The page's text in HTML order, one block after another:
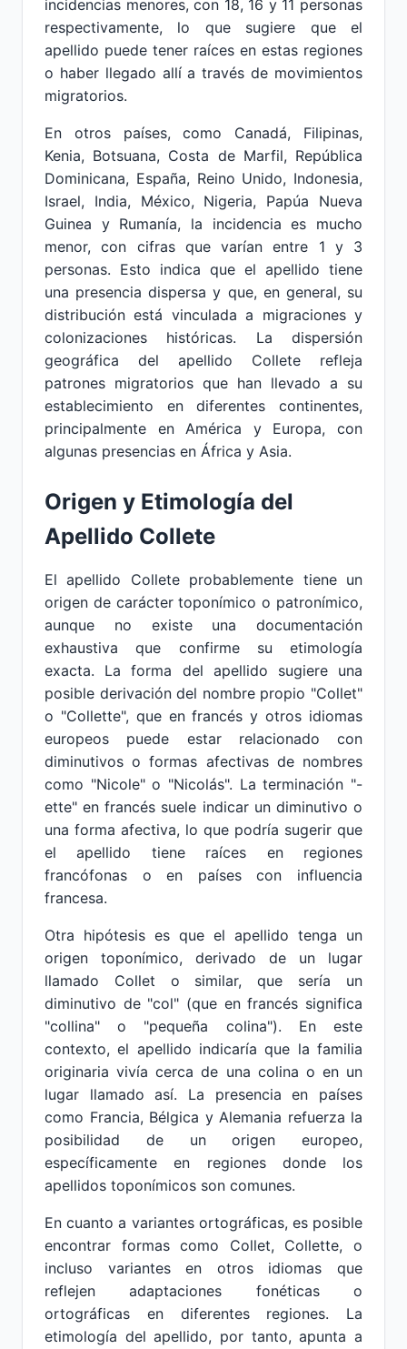
incidencias menores, con 18, 16 y 11 personas
respectivamente, lo que sugiere que el
apellido puede tener raíces en estas regiones
o haber llegado allí a través de movimientos
migratorios.
En otros países, como Canadá, Filipinas,
Kenia, Botsuana, Costa de Marfil, República
Dominicana, España, Reino Unido, Indonesia,
Israel, India, México, Nigeria, Papúa Nueva
Guinea y Rumanía, la incidencia es mucho
menor, con cifras que varían entre 1 y 3
personas. Esto indica que el apellido tiene
una presencia dispersa y que, en general, su
distribución está vinculada a migraciones y
colonizaciones históricas. La dispersión
geográfica del apellido Collete refleja
patrones migratorios que han llevado a su
establecimiento en diferentes continentes,
principalmente en América y Europa, con
algunas presencias en África y Asia.
Origen y Etimología del
Apellido Collete
El apellido Collete probablemente tiene un
origen de carácter toponímico o patronímico,
aunque no existe una documentación
exhaustiva que confirme su etimología
exacta. La forma del apellido sugiere una
posible derivación del nombre propio "Collet"
o "Collette", que en francés y otros idiomas
europeos puede estar relacionado con
diminutivos o formas afectivas de nombres
como "Nicole" o "Nicolás". La terminación "-
ette" en francés suele indicar un diminutivo o
una forma afectiva, lo que podría sugerir que
el apellido tiene raíces en regiones
francófonas o en países con influencia
francesa.
Otra hipótesis es que el apellido tenga un
origen toponímico, derivado de un lugar
llamado Collet o similar, que sería un
diminutivo de "col" (que en francés significa
"collina" o "pequeña colina"). En este
contexto, el apellido indicaría que la familia
originaria vivía cerca de una colina o en un
lugar llamado así. La presencia en países
como Francia, Bélgica y Alemania refuerza la
posibilidad de un origen europeo,
específicamente en regiones donde los
apellidos toponímicos son comunes.
En cuanto a variantes ortográficas, es posible
encontrar formas como Collet, Collette, o
incluso variantes en otros idiomas que
reflejen adaptaciones fonéticas o
ortográficas en diferentes regiones. La
etimología del apellido, por tanto, apunta a